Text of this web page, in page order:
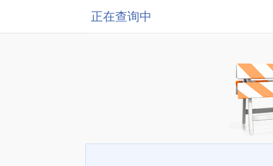
正在查询中